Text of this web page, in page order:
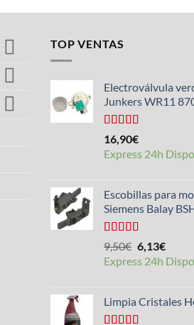
TOP VENTAS
Electroválvula
Junkers WR11
Valorado
con
de 5
16,90€
Express 24h
Escobillas para
Siemens Balay
Valorado
con
de
5
9,50€ El
precio
9,50€.
6,13€El
precio
6,13€.
Express 24h
Limpia Cristales